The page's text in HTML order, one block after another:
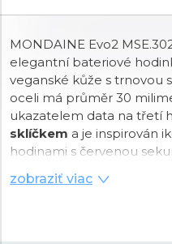
MONDAINE Evo2
elegantní bateriové
veganské kůže s trnovou
oceli má průměr 30
ukazatelem data na třetí
sklíčkem a je inspirován
hodinami s červenou
hodinek zajišťuje
vodotěsností3 ATM
zobraziť viac